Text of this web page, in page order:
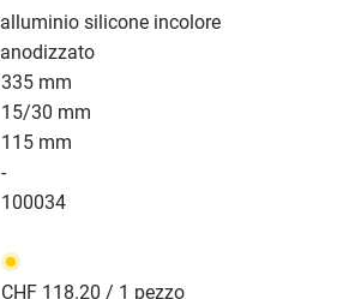
alluminio silicone incolore
anodizzato
335 mm
15/30 mm
115 mm
-
100034
CHF 118.20 / 1 pezzo